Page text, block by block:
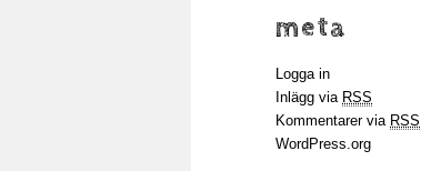
meta
Logga in
Inlägg via RSS
Kommentarer via RSS
WordPress.org